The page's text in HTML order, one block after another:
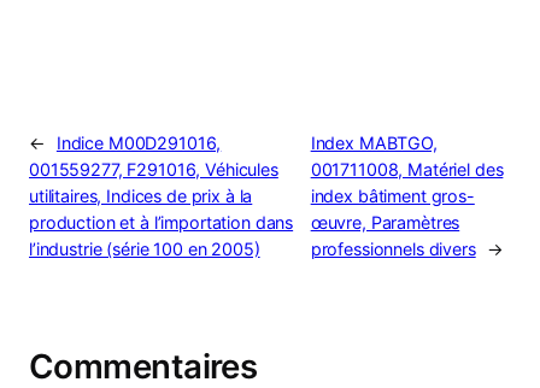
←
Indice M00D291016,
001559277, F291016, Véhicules
utilitaires, Indices de prix à la
production et à l’importation dans
l’industrie (série 100 en 2005)
Index MABTGO,
001711008, Matériel des
index bâtiment gros-
œuvre, Paramètres
professionnels divers
→
Commentaires